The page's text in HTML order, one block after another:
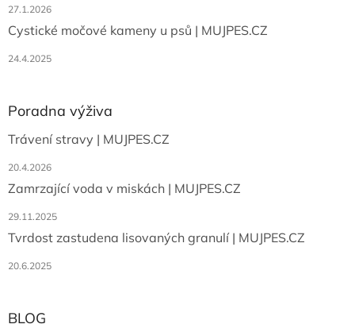
27.1.2026
Cystické močové kameny u psů | MUJPES.CZ
24.4.2025
Poradna výživa
Trávení stravy | MUJPES.CZ
20.4.2026
Zamrzající voda v miskách | MUJPES.CZ
29.11.2025
Tvrdost zastudena lisovaných granulí | MUJPES.CZ
20.6.2025
BLOG